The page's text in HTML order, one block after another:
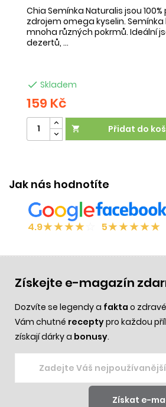
Chia Semínka Naturalis jsou
zdrojem omega kyselin.
mnoha různých pokrmů. Ideální
dezertů, ...
 Skladem
159 Kč
 Přidat do
Jak nás hodnotíte
4.9★★★★ 5★★★★★
Získejte e-magazín
Dozvíte se legendy a fakta o
Vám chutné receptypro každou
získají dárky a bonusy.